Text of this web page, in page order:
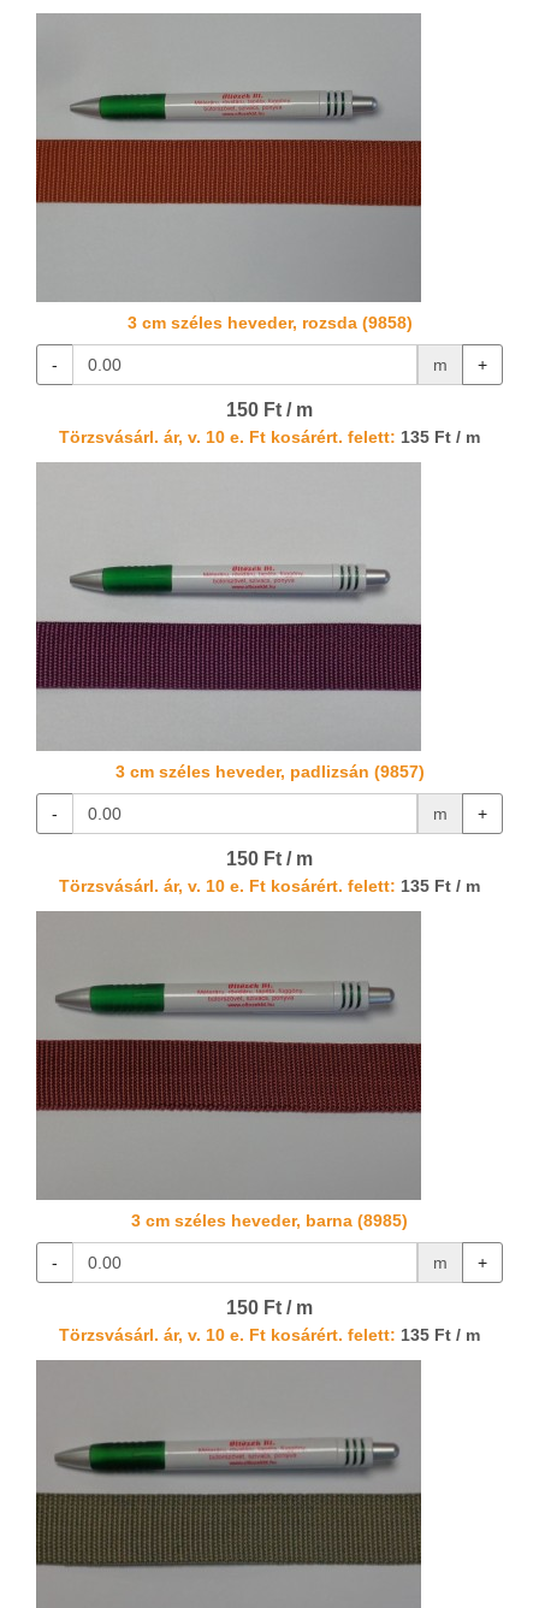
3 cm széles heveder, rozsda (9858)
- m +
150 Ft / m
Törzsvásárl. ár, v. 10 e. Ft kosárért. felett: 135 Ft / m
3 cm széles heveder, padlizsán (9857)
- m +
150 Ft / m
Törzsvásárl. ár, v. 10 e. Ft kosárért. felett: 135 Ft / m
3 cm széles heveder, barna (8985)
- m +
150 Ft / m
Törzsvásárl. ár, v. 10 e. Ft kosárért. felett: 135 Ft / m